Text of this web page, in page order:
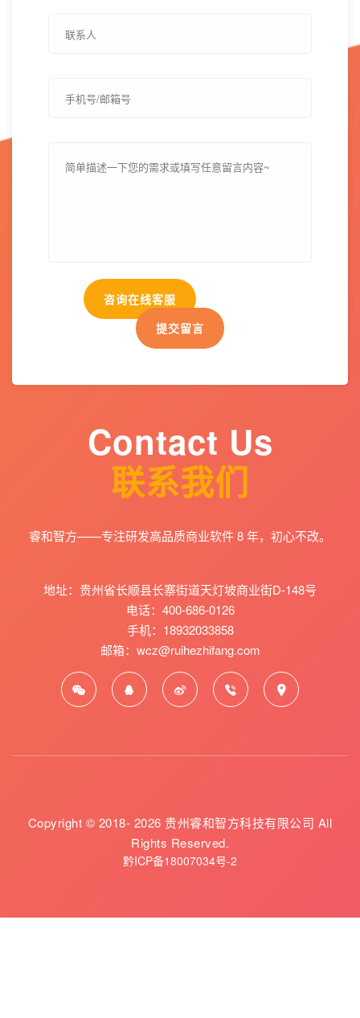
咨询在线客服
提交留言
Contact Us
联系我们
睿和智方——专注研发高品质商业软件 8 年，初心不改。
地址：贵州省长顺县长寨街道天灯坡商业街D-148号
电话：400-686-0126
手机：18932033858
邮箱：wcz@ruihezhifang.com
Copyright © 2018- 2026 贵州睿和智方科技有限公司 All
Rights Reserved.
黔ICP备18007034号-2